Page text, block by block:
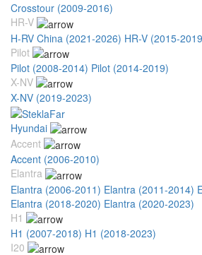
Crosstour (2009-2016)
HR-V
H-RV China (2021-2026) HR-V (2015-
Pilot
Pilot (2008-2014) Pilot (2014-2019)
X-NV
X-NV (2019-2023)
Hyundai
Accent
Accent (2006-2010)
Elantra
Elantra (2006-2011) Elantra (2011-2014)
Elantra (2018-2020) Elantra (2020-2023)
H1
H1 (2007-2018) H1 (2018-2023)
I20